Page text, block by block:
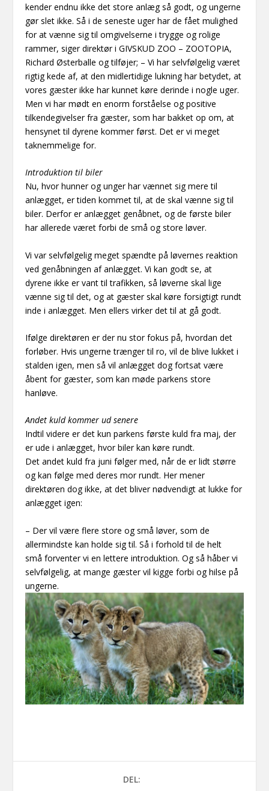
kender endnu ikke det store anlæg så godt, og ungerne
gør slet ikke. Så i de seneste uger har de fået mulighed
for at vænne sig til omgivelserne i trygge og rolige
rammer, siger direktør i GIVSKUD ZOO – ZOOTOPIA,
Richard Østerballe og tilføjer; – Vi har selvfølgelig været
rigtig kede af, at den midlertidige lukning har betydet, at
vores gæster ikke har kunnet køre derinde i nogle uger.
Men vi har mødt en enorm forståelse og positive
tilkendegivelser fra gæster, som har bakket op om, at
hensynet til dyrene kommer først. Det er vi meget
taknemmelige for.
Introduktion til biler
Nu, hvor hunner og unger har vænnet sig mere til
anlægget, er tiden kommet til, at de skal vænne sig til
biler. Derfor er anlægget genåbnet, og de første biler
har allerede været forbi de små og store løver.
Vi var selvfølgelig meget spændte på løvernes reaktion
ved genåbningen af anlægget. Vi kan godt se, at
dyrene ikke er vant til trafikken, så løverne skal lige
vænne sig til det, og at gæster skal køre forsigtigt rundt
inde i anlægget. Men ellers virker det til at gå godt.
Ifølge direktøren er der nu stor fokus på, hvordan det
forløber. Hvis ungerne trænger til ro, vil de blive lukket i
stalden igen, men så vil anlægget dog fortsat være
åbent for gæster, som kan møde parkens store
hanløve.
Andet kuld kommer ud senere
Indtil videre er det kun parkens første kuld fra maj, der
er ude i anlægget, hvor biler kan køre rundt.
Det andet kuld fra juni følger med, når de er lidt større
og kan følge med deres mor rundt. Her mener
direktøren dog ikke, at det bliver nødvendigt at lukke for
anlægget igen:
– Der vil være flere store og små løver, som de
allermindste kan holde sig til. Så i forhold til de helt
små forventer vi en lettere introduktion. Og så håber vi
selvfølgelig, at mange gæster vil kigge forbi og hilse på
ungerne.
DEL: